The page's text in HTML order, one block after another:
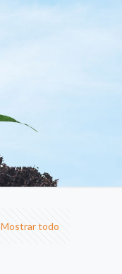
Mostrar todo